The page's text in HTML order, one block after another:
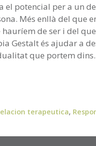
el potencial per a un
Més enllà del que
de ser i del
Gestalt és ajudar a
que portem dins.
terapeutica,